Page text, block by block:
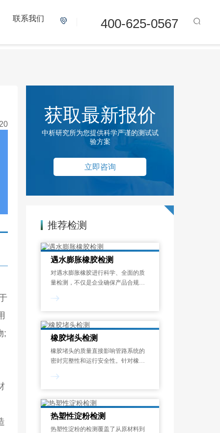
400-625-0567
联系我们
;
获取最新报价
中析研究所为您提供科学严谨的测试试
验方案
立即咨询
推荐检测
遇水膨胀橡胶检测
对遇水膨胀橡胶进行科学、全面的质
量检测，不仅是企业确保产品合规达
量与安全的关键举措。
橡胶堵头检测
橡胶堵头的质量直接影响管路系统的
密封完整性和运行安全性。针对橡胶
寸偏差导致的密封失效、材料老化引
外观尺寸、理化性能、力学指标和耐
用性验证
热塑性淀粉检测
热塑性淀粉的检测覆盖了从原材料到